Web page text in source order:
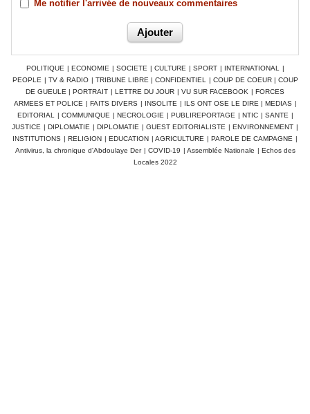
Me notifier l'arrivée de nouveaux commentaires
POLITIQUE | ECONOMIE | SOCIETE | CULTURE | SPORT | INTERNATIONAL
|
PEOPLE | TV & RADIO | TRIBUNE LIBRE | CONFIDENTIEL | COUP DE COEUR | COUP
DE GUEULE | PORTRAIT | LETTRE DU JOUR | VU SUR FACEBOOK | FORCES
ARMEES ET POLICE | FAITS DIVERS | INSOLITE | ILS ONT OSE LE DIRE | MEDIAS |
EDITORIAL
| COMMUNIQUE | NECROLOGIE | PUBLIREPORTAGE | NTIC | SANTE |
JUSTICE | DIPLOMATIE | DIPLOMATIE | GUEST EDITORIALISTE | ENVIRONNEMENT |
INSTITUTIONS | RELIGION | EDUCATION | AGRICULTURE | PAROLE DE CAMPAGNE |
Antivirus, la chronique d'Abdoulaye Der | COVID-19 | Assemblée Nationale | Echos des
Locales 2022